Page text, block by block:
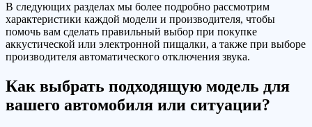
В следующих разделах мы более подробно рассмотрим
характеристики каждой модели и производителя, чтобы
помочь вам сделать правильный выбор при покупке
аккустической или электронной пищалки, а также при выборе
производителя автоматического отключения звука.
Как выбрать подходящую модель для
вашего автомобиля или ситуации?